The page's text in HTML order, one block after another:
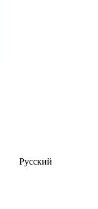
Русский